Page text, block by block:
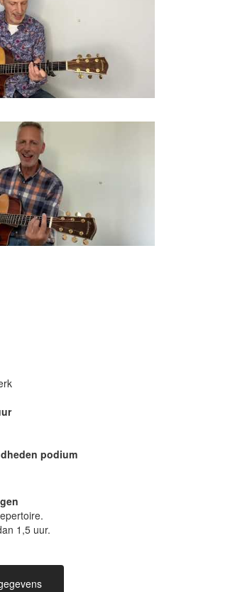
podium
1,5 uur.
en aard optreden.